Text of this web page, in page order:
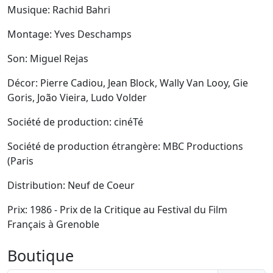
Musique: Rachid Bahri
Montage: Yves Deschamps
Son: Miguel Rejas
Décor: Pierre Cadiou, Jean Block, Wally Van Looy, Gie
Goris, João Vieira, Ludo Volder
Société de production: cinéTé
Société de production étrangère: MBC Productions
(Paris
Distribution: Neuf de Coeur
Prix: 1986 - Prix de la Critique au Festival du Film
Français à Grenoble
Boutique